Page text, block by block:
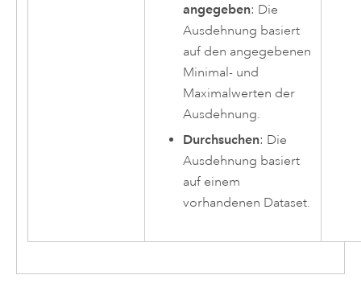
angegeben: Die
Ausdehnung basiert
auf den angegebenen
Minimal- und
Maximalwerten der
Ausdehnung.
Durchsuchen: Die
Ausdehnung basiert
auf einem
vorhandenen Dataset.